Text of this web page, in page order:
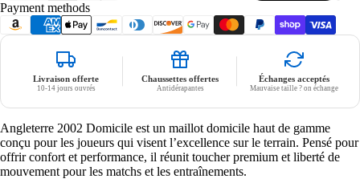
Payment methods
Livraison offerte
10-14 jours ouvrés
Chaussettes offertes
Antidérapantes
Échanges acceptés
Mauvaise taille ? on échange
Angleterre 2002 Domicile est un maillot domicile haut de gamme
conçu pour les joueurs qui visent l’excellence sur le terrain. Pensé pour
offrir confort et performance, il réunit toucher premium et liberté de
mouvement pour les matchs et les entraînements.